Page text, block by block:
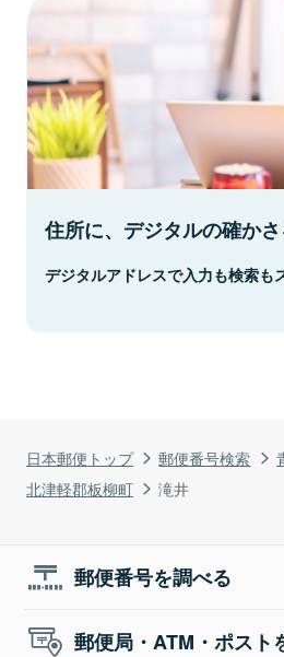
日本郵便トップ 郵便番号検索
北津軽郡板柳町
滝井
住所に、デジタルの確かさ
デジタルアドレスで入力も検索も
郵便番号を調べる
郵便局・ATM・ポスト